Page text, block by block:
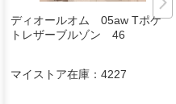
ディオールオム 05aw Tポケッ
トレザーブルゾン 46
マイストア在庫： 4227